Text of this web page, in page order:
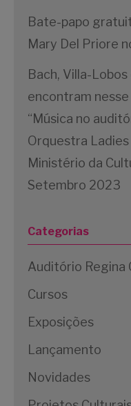
Bate-papo
Mary Del Priore
Bach, Villa-Lobos
encontram
“Música no
Orquestra Ladies
Ministério da
Setembro 2023
Categorias
Auditório Regina
Cursos
Exposições
Lançamento
Novidades